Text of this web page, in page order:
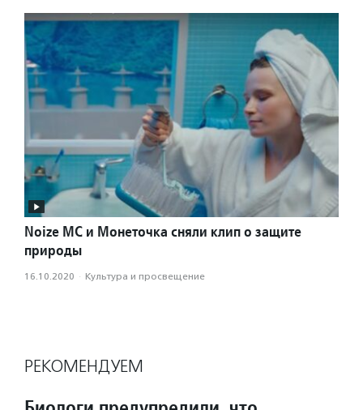
Noize MС и Монеточка cняли клип о защите
природы
16.10.2020 · Культура и просвещение
РЕКОМЕНДУЕМ